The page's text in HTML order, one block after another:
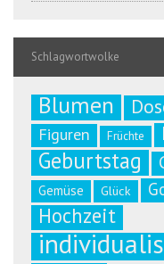
Schlagwortwolke
Blumen
Figuren Früchte
Geburtstag
Gemüse Glück
Hochzeit